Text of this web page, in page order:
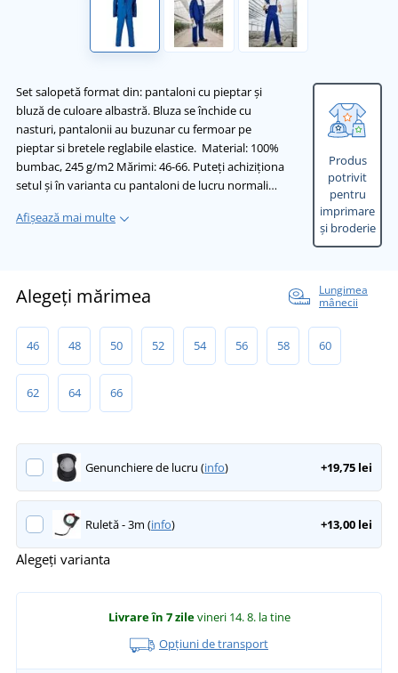
Set salopetă format din: pantaloni cu pieptar și
bluză de culoare albastră. Bluza se închide cu
nasturi, pantalonii au buzunar cu fermoar pe
pieptar si bretele reglabile elastice. Material: 100%
bumbac, 245 g/m2 Mărimi: 46-66. Puteți achiziționa
setul și în varianta cu pantaloni de lucru normali…
Afișează mai multe
Produs
potrivit
pentru
imprimare
și broderie
Alegeți mărimea
Lungimea
mânecii
46 48 50 52 54 56 58 60
62 64 66
Genunchiere de lucru (info) +19,75 lei
Ruletă - 3m (info) +13,00 lei
Alegeți varianta
Livrare în 7 zilevineri 14. 8. la tine
Opțiuni de transport